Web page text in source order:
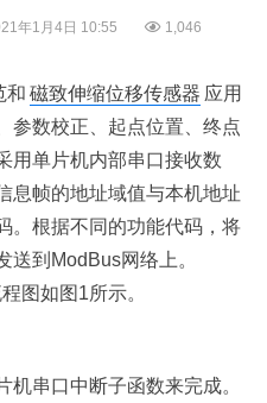
年1月4日 10:55 1,046
和 磁致伸缩位移传感器 应用
参数校正、起点位置、终点
用单片机内部串口接收数
息帧的地址域值与本机地址
。根据不同的功能代码，将
到ModBus网络上。
图如图1所示。
串口中断子函数来完成。